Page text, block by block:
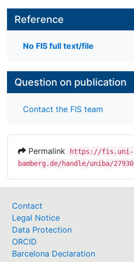
Reference
No FIS full text/file
Question on publication
Contact the FIS team
Permalink
https://fis.uni-
bamberg.de/handle/uniba/27930
Contact
Legal Notice
Data Protection
ORCID
Barcelona Declaration